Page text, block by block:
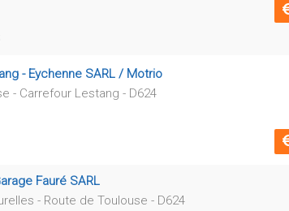
- Eychenne SARL / Motrio
- Carrefour Lestang - D624
Fauré SARL
- Route de Toulouse - D624